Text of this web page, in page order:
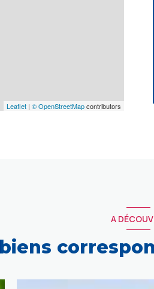
Leaflet | © OpenStreetMapcontributors
A